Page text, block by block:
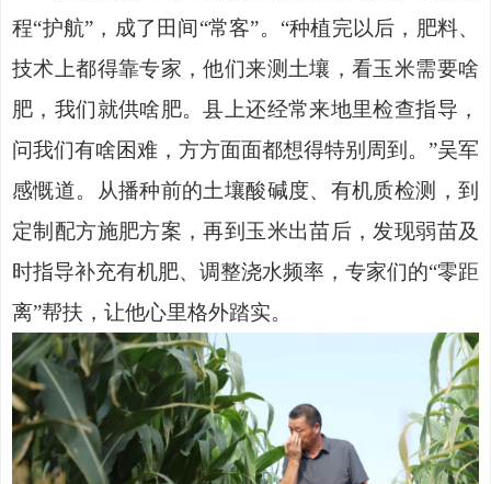
程“护航”，成了田间“常客”。“种植完以后，肥料、
技术上都得靠专家，他们来测土壤，看玉米需要啥
肥，我们就供啥肥。县上还经常来地里检查指导，
问我们有啥困难，方方面面都想得特别周到。”吴军
感慨道。从播种前的土壤酸碱度、有机质检测，到
定制配方施肥方案，再到玉米出苗后，发现弱苗及
时指导补充有机肥、调整浇水频率，专家们的“零距
离”帮扶，让他心里格外踏实。